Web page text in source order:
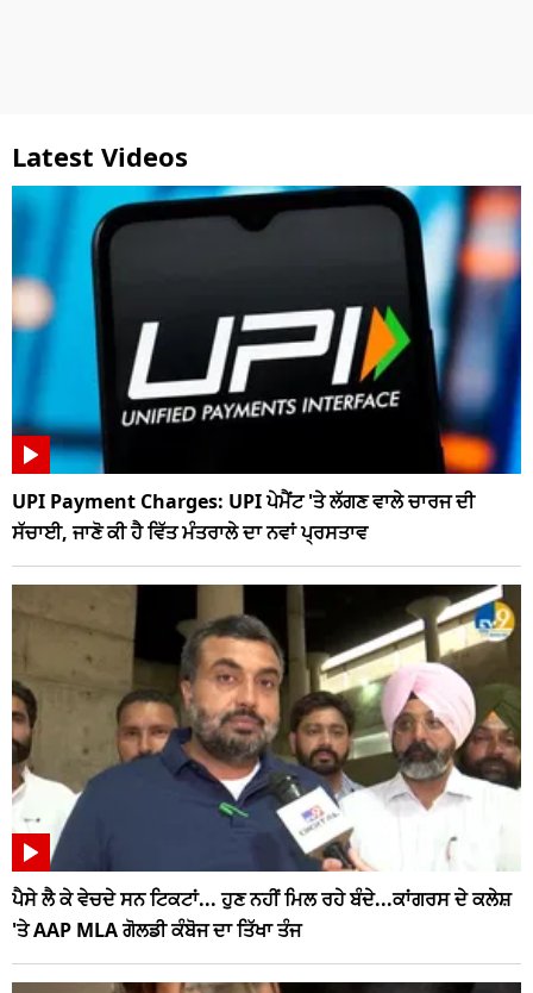
Latest Videos
UPI Payment Charges: UPI ਪੇਮੈਂਟ 'ਤੇ ਲੱਗਣ ਵਾਲੇ ਚਾਰਜ ਦੀ
ਸੱਚਾਈ, ਜਾਣੋ ਕੀ ਹੈ ਵਿੱਤ ਮੰਤਰਾਲੇ ਦਾ ਨਵਾਂ ਪ੍ਰਸਤਾਵ
ਪੈਸੇ ਲੈ ਕੇ ਵੇਚਦੇ ਸਨ ਟਿਕਟਾਂ... ਹੁਣ ਨਹੀਂ ਮਿਲ ਰਹੇ ਬੰਦੇ...ਕਾਂਗਰਸ ਦੇ ਕਲੇਸ਼
'ਤੇ AAP MLA ਗੋਲਡੀ ਕੰਬੋਜ ਦਾ ਤਿੱਖਾ ਤੰਜ